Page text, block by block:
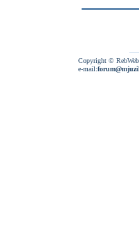
Copyright ©
e-mail: